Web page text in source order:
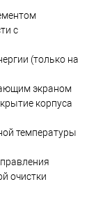
с
(только на
экраном
корпуса
температуры
очистки